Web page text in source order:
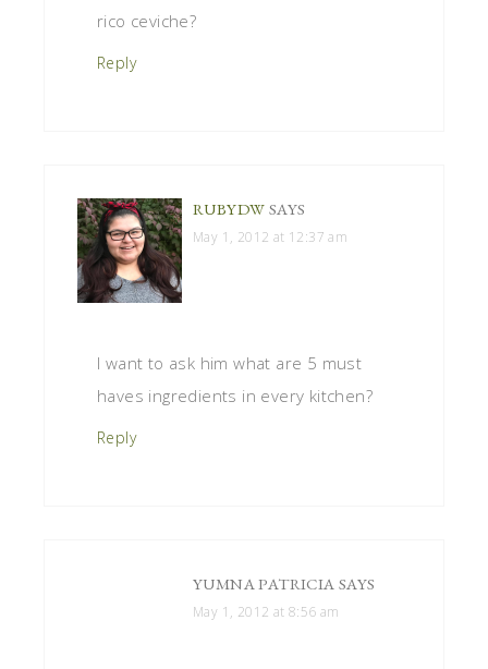
rico ceviche?
Reply
RUBYDW SAYS
May 1, 2012 at 12:37 am
I want to ask him what are 5 must
haves ingredients in every kitchen?
Reply
YUMNA PATRICIA SAYS
May 1, 2012 at 8:56 am